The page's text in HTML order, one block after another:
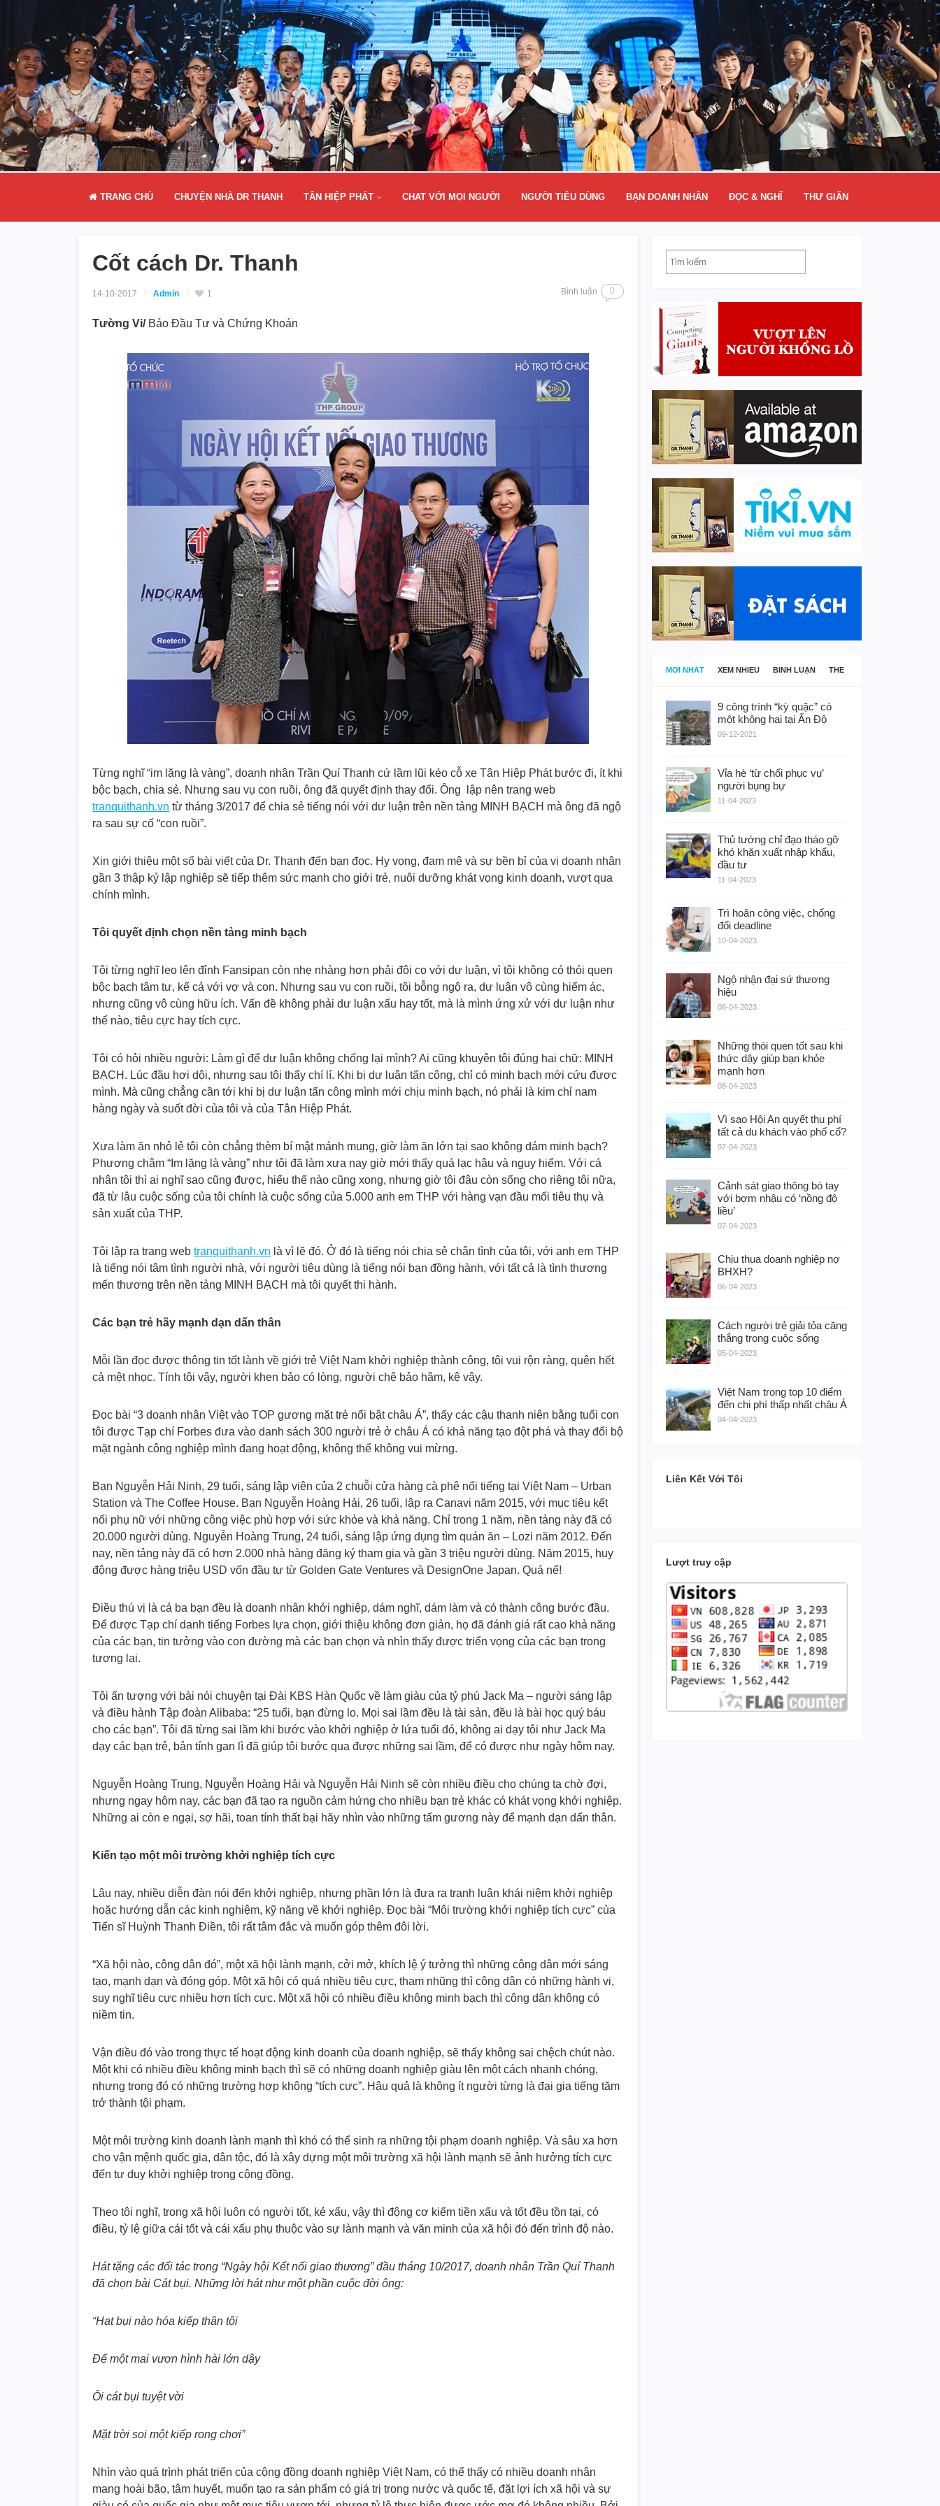
TRANG CHỦ CHUYỆN NHÀ DR THANH TÂN HIỆP PHÁT CHAT VỚI MỌI NGƯỜI NGƯỜI TIÊU DÙNG BẠN DOANH NHÂN ĐỌC & NGHĨ THƯ GIÃN
Cốt cách Dr. Thanh
14-10-2017 Admin 1 Bình luận 0
Tường Vi/ Báo Đầu Tư và Chứng Khoán
Từng nghĩ “im lặng là vàng”, doanh nhân Trần Quí Thanh cứ lầm lũi kéo cỗ xe Tân Hiệp Phát bước đi, ít khi
bộc bạch, chia sẻ. Nhưng sau vụ con ruồi, ông đã quyết định thay đổi. Ông lập nên trang web
tranquithanh.vn từ tháng 3/2017 để chia sẻ tiếng nói với dư luận trên nền tảng MINH BẠCH mà ông đã ngộ
ra sau sự cố “con ruồi”.
Xin giới thiệu một số bài viết của Dr. Thanh đến bạn đọc. Hy vọng, đam mê và sự bền bỉ của vị doanh nhân
gần 3 thập kỷ lập nghiệp sẽ tiếp thêm sức mạnh cho giới trẻ, nuôi dưỡng khát vọng kinh doanh, vượt qua
chính mình.
Tôi quyết định chọn nền tảng minh bạch
Tôi từng nghĩ leo lên đỉnh Fansipan còn nhẹ nhàng hơn phải đôi co với dư luận, vì tôi không có thói quen
bộc bạch tâm tư, kể cả với vợ và con. Nhưng sau vụ con ruồi, tôi bỗng ngộ ra, dư luận vô cùng hiểm ác,
nhưng cũng vô cùng hữu ích. Vấn đề không phải dư luận xấu hay tốt, mà là mình ứng xử với dư luận như
thế nào, tiêu cực hay tích cực.
Tôi có hỏi nhiều người: Làm gì để dư luận không chống lại mình? Ai cũng khuyên tôi đúng hai chữ: MINH
BẠCH. Lúc đầu hơi dội, nhưng sau tôi thấy chí lí. Khi bị dư luận tấn công, chỉ có minh bạch mới cứu được
mình. Mà cũng chẳng cần tới khi bị dư luận tấn công mình mới chịu minh bạch, nó phải là kim chỉ nam
hàng ngày và suốt đời của tôi và của Tân Hiệp Phát.
Xưa làm ăn nhỏ lẻ tôi còn chẳng thèm bí mật mánh mung, giờ làm ăn lớn tại sao không dám minh bạch?
Phương châm “Im lặng là vàng” như tôi đã làm xưa nay giờ mới thấy quá lạc hậu và nguy hiểm. Với cá
nhân tôi thì ai nghĩ sao cũng được, hiểu thế nào cũng xong, nhưng giờ tôi đâu còn sống cho riêng tôi nữa,
đã từ lâu cuộc sống của tôi chính là cuộc sống của 5.000 anh em THP với hàng vạn đầu mối tiêu thụ và
sản xuất của THP.
Tôi lập ra trang web tranquithanh.vn là vì lẽ đó. Ở đó là tiếng nói chia sẻ chân tình của tôi, với anh em THP
là tiếng nói tâm tình người nhà, với người tiêu dùng là tiếng nói bạn đồng hành, với tất cả là tình thương
mến thương trên nền tảng MINH BẠCH mà tôi quyết thi hành.
Các bạn trẻ hãy mạnh dạn dấn thân
Mỗi lần đọc được thông tin tốt lành về giới trẻ Việt Nam khởi nghiệp thành công, tôi vui rộn ràng, quên hết
cả mệt nhọc. Tính tôi vậy, người khen bảo có lòng, người chê bảo hâm, kệ vậy.
Đọc bài “3 doanh nhân Việt vào TOP gương mặt trẻ nổi bật châu Á”, thấy các cậu thanh niên bằng tuổi con
tôi được Tạp chí Forbes đưa vào danh sách 300 người trẻ ở châu Á có khả năng tạo đột phá và thay đổi bộ
mặt ngành công nghiệp mình đang hoạt động, không thể không vui mừng.
Bạn Nguyễn Hải Ninh, 29 tuổi, sáng lập viên của 2 chuỗi cửa hàng cà phê nổi tiếng tại Việt Nam – Urban
Station và The Coffee House. Bạn Nguyễn Hoàng Hải, 26 tuổi, lập ra Canavi năm 2015, với mục tiêu kết
nối phụ nữ với những công việc phù hợp với sức khỏe và khả năng. Chỉ trong 1 năm, nền tảng này đã có
20.000 người dùng. Nguyễn Hoàng Trung, 24 tuổi, sáng lập ứng dụng tìm quán ăn – Lozi năm 2012. Đến
nay, nền tảng này đã có hơn 2.000 nhà hàng đăng ký tham gia và gần 3 triệu người dùng. Năm 2015, huy
động được hàng triệu USD vốn đầu tư từ Golden Gate Ventures và DesignOne Japan. Quá nể!
Điều thú vị là cả ba bạn đều là doanh nhân khởi nghiệp, dám nghĩ, dám làm và có thành công bước đầu.
Để được Tạp chí danh tiếng Forbes lựa chọn, giới thiệu không đơn giản, họ đã đánh giá rất cao khả năng
của các bạn, tin tưởng vào con đường mà các bạn chọn và nhìn thấy được triển vọng của các bạn trong
tương lai.
Tôi ấn tượng với bài nói chuyện tại Đài KBS Hàn Quốc về làm giàu của tỷ phú Jack Ma – người sáng lập
và điều hành Tập đoàn Alibaba: “25 tuổi, bạn đừng lo. Mọi sai lầm đều là tài sản, đều là bài học quý báu
cho các bạn”. Tôi đã từng sai lầm khi bước vào khởi nghiệp ở lứa tuổi đó, không ai dạy tôi như Jack Ma
dạy các bạn trẻ, bản tính gan lì đã giúp tôi bước qua được những sai lầm, để có được như ngày hôm nay.
Nguyễn Hoàng Trung, Nguyễn Hoàng Hải và Nguyễn Hải Ninh sẽ còn nhiều điều cho chúng ta chờ đợi,
nhưng ngay hôm nay, các bạn đã tạo ra nguồn cảm hứng cho nhiều bạn trẻ khác có khát vọng khởi nghiệp.
Những ai còn e ngại, sợ hãi, toan tính thất bại hãy nhìn vào những tấm gương này để mạnh dạn dấn thân.
Kiến tạo một môi trường khởi nghiệp tích cực
Lâu nay, nhiều diễn đàn nói đến khởi nghiệp, nhưng phần lớn là đưa ra tranh luận khái niệm khởi nghiệp
hoặc hướng dẫn các kinh nghiệm, kỹ năng về khởi nghiệp. Đọc bài “Môi trường khởi nghiệp tích cực” của
Tiến sĩ Huỳnh Thanh Điền, tôi rất tâm đắc và muốn góp thêm đôi lời.
“Xã hội nào, công dân đó”, một xã hội lành mạnh, cởi mở, khích lệ ý tưởng thì những công dân mới sáng
tạo, mạnh dạn và đóng góp. Một xã hội có quá nhiều tiêu cực, tham nhũng thì công dân có những hành vi,
suy nghĩ tiêu cực nhiều hơn tích cực. Một xã hội có nhiều điều không minh bạch thì công dân không có
niềm tin.
Vận điều đó vào trong thực tế hoạt động kinh doanh của doanh nghiệp, sẽ thấy không sai chệch chút nào.
Một khi có nhiều điều không minh bạch thì sẽ có những doanh nghiệp giàu lên một cách nhanh chóng,
nhưng trong đó có những trường hợp không “tích cực”. Hậu quả là không ít người từng là đại gia tiếng tăm
trở thành tội phạm.
Một môi trường kinh doanh lành mạnh thì khó có thể sinh ra những tội phạm doanh nghiệp. Và sâu xa hơn
cho vận mệnh quốc gia, dân tộc, đó là xây dựng một môi trường xã hội lành mạnh sẽ ảnh hưởng tích cực
đến tư duy khởi nghiệp trong cộng đồng.
Theo tôi nghĩ, trong xã hội luôn có người tốt, kẻ xấu, vậy thì động cơ kiếm tiền xấu và tốt đều tồn tại, có
điều, tỷ lệ giữa cái tốt và cái xấu phụ thuộc vào sự lành mạnh và văn minh của xã hội đó đến trình độ nào.
Hát tặng các đối tác trong “Ngày hội Kết nối giao thương” đầu tháng 10/2017, doanh nhân Trần Quí Thanh
đã chọn bài Cát bụi. Những lời hát như một phần cuộc đời ông:
“Hạt bụi nào hóa kiếp thân tôi
Để một mai vươn hình hài lớn dậy
Ôi cát bụi tuyệt vời
Mặt trời soi một kiếp rong chơi”
Nhìn vào quá trình phát triển của cộng đồng doanh nghiệp Việt Nam, có thể thấy có nhiều doanh nhân
mang hoài bão, tâm huyết, muốn tạo ra sản phẩm có giá trị trong nước và quốc tế, đặt lợi ích xã hội và sự
MỚI NHẤT XEM NHIỀU BÌNH LUẬN THẺ
9 công trình “kỳ quặc” có
một không hai tại Ấn Độ
09-12-2021
Vỉa hè ‘từ chối phục vụ’
người bụng bự
11-04-2023
Thủ tướng chỉ đạo tháo gỡ
khó khăn xuất nhập khẩu,
đầu tư
11-04-2023
Trì hoãn công việc, chống
đối deadline
10-04-2023
Ngộ nhận đại sứ thương
hiệu
08-04-2023
Những thói quen tốt sau khi
thức dậy giúp bạn khỏe
mạnh hơn
08-04-2023
Vì sao Hội An quyết thu phí
tất cả du khách vào phố cổ?
07-04-2023
Cảnh sát giao thông bó tay
với bợm nhậu có ‘nồng độ
liều’
07-04-2023
Chịu thua doanh nghiệp nợ
BHXH?
06-04-2023
Cách người trẻ giải tỏa căng
thẳng trong cuộc sống
05-04-2023
Việt Nam trong top 10 điểm
đến chi phí thấp nhất châu Á
04-04-2023
Liên Kết Với Tôi
Lượt truy cập